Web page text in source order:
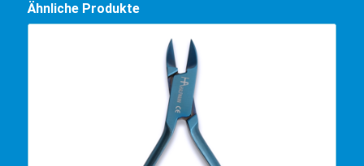
Ähnliche Produkte